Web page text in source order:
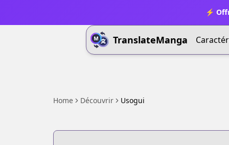
⚡
TranslateManga
Home Découvrir Usogui